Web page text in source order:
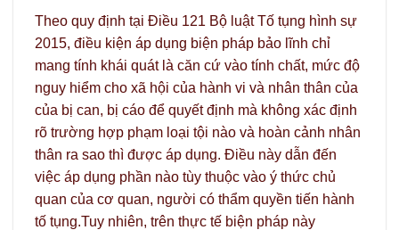
Theo quy định tại Điều 121 Bộ luật Tố tụng hình sự
2015, điều kiện áp dụng biện pháp bảo lĩnh chỉ
mang tính khái quát là căn cứ vào tính chất, mức độ
nguy hiểm cho xã hội của hành vi và nhân thân của
của bị can, bị cáo để quyết định mà không xác định
rõ trường hợp phạm loại tội nào và hoàn cảnh nhân
thân ra sao thì được áp dụng. Điều này dẫn đến
việc áp dụng phần nào tùy thuộc vào ý thức chủ
quan của cơ quan, người có thẩm quyền tiến hành
tố tụng.Tuy nhiên, trên thực tế biện pháp này